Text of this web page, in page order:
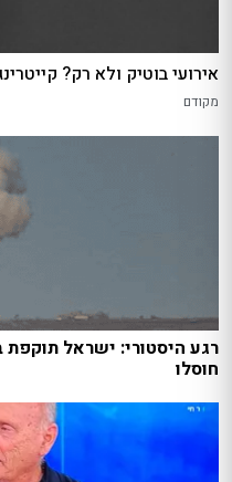
אירועי בוטיק ולא רק?
מקודם
רגע היסטורי: ישראל תוקפת
חוסלו